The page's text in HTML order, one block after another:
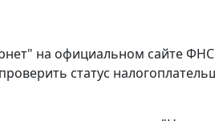
на официальном сайте
статус